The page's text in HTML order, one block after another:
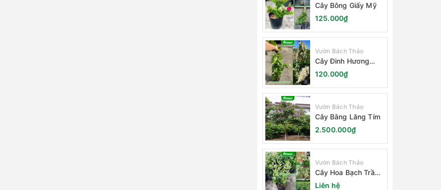
Cây Bông Giấy Mỹ
125.000₫
Vườn Bách Thảo
Cây Đinh Hương
Nhật Bản
120.000₫
Vườn Bách Thảo
Cây Bằng Lăng Tím
2.500.000₫
Vườn Bách Thảo
Cây Hoa Bạch Trầm
Hương
Liên hệ